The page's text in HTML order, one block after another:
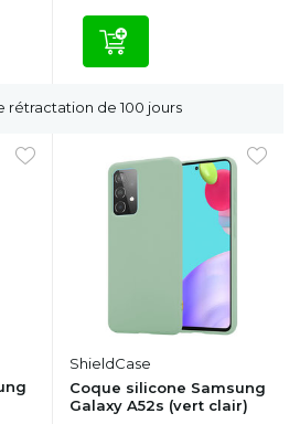
Livraison gratuite
ShieldCase
Coque silicone Samsung
Galaxy A52s (vert clair)